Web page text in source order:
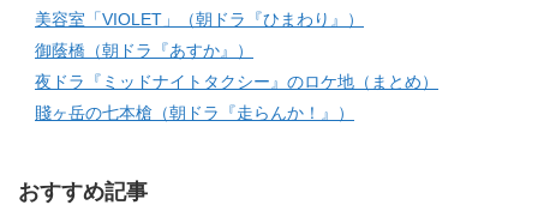
美容室「VIOLET」（朝ドラ『ひまわり』）
御蔭橋（朝ドラ『あすか』）
夜ドラ『ミッドナイトタクシー』のロケ地（まとめ）
賤ヶ岳の七本槍（朝ドラ『走らんか！』）
おすすめ記事